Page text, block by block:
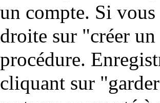
un compte. Si
droite sur "créer
procédure.
cliquant sur